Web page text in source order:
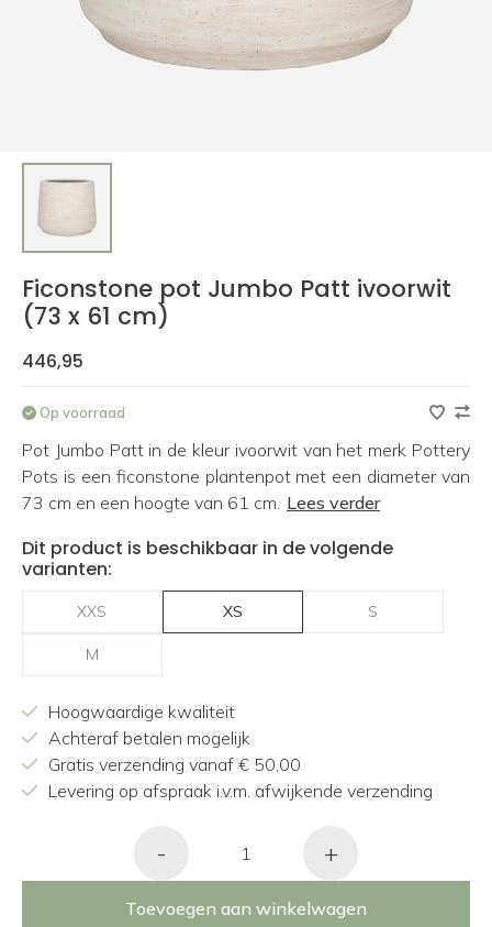
Ficonstone pot Jumbo Patt ivoorwit
(73 x 61 cm)
446,95
Op voorraad
Pot Jumbo Patt in de kleur ivoorwit van het merk Pottery
Pots is een ficonstone plantenpot met een diameter van
73 cm en een hoogte van 61 cm. Lees verder
Dit product is beschikbaar in de volgende
varianten:
XXS XS S
M
Hoogwaardige kwaliteit
Achteraf betalen mogelijk
Gratis verzending vanaf € 50,00
Levering op afspraak i.v.m. afwijkende verzending
- +
Toevoegen aan winkelwagen